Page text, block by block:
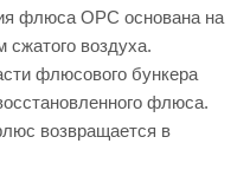
флюса OPC основана на
сжатого воздуха.
флюсового бункера
флюса.
возвращается в